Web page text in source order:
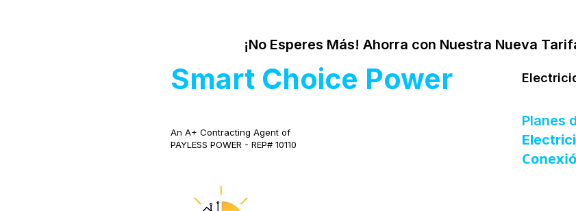
¡No Esperes Más! Ahorra con Nuestra Nueva
Smart Choice Power
An A+ Contracting Agent of
PAYLESS POWER - REP# 10110
Planes